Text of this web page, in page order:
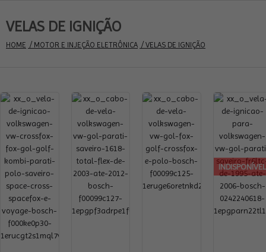
VELAS DE IGNIÇÃO
HOME / MOTOR E INJEÇÃO ELETRÔNICA / VELAS DE IGNIÇÃO
INDISPONÍVEL